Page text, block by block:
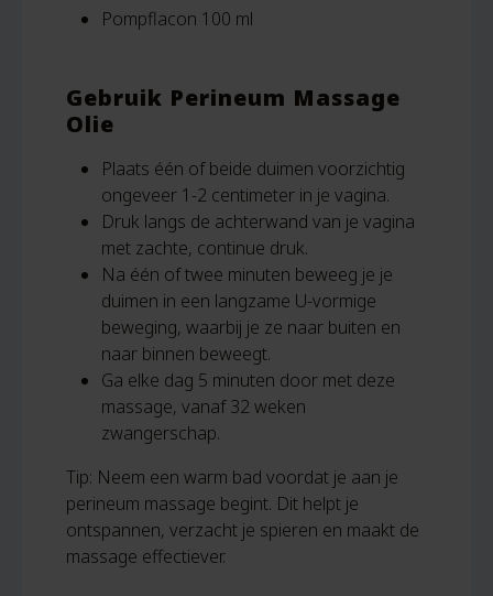
Pompflacon 100 ml
Gebruik Perineum Massage
Olie
Plaats één of beide duimen voorzichtig
ongeveer 1-2 centimeter in je vagina.
Druk langs de achterwand van je vagina
met zachte, continue druk.
Na één of twee minuten beweeg je je
duimen in een langzame U-vormige
beweging, waarbij je ze naar buiten en
naar binnen beweegt.
Ga elke dag 5 minuten door met deze
massage, vanaf 32 weken
zwangerschap.
Tip: Neem een warm bad voordat je aan je
perineum massage begint. Dit helpt je
ontspannen, verzacht je spieren en maakt de
massage effectiever.